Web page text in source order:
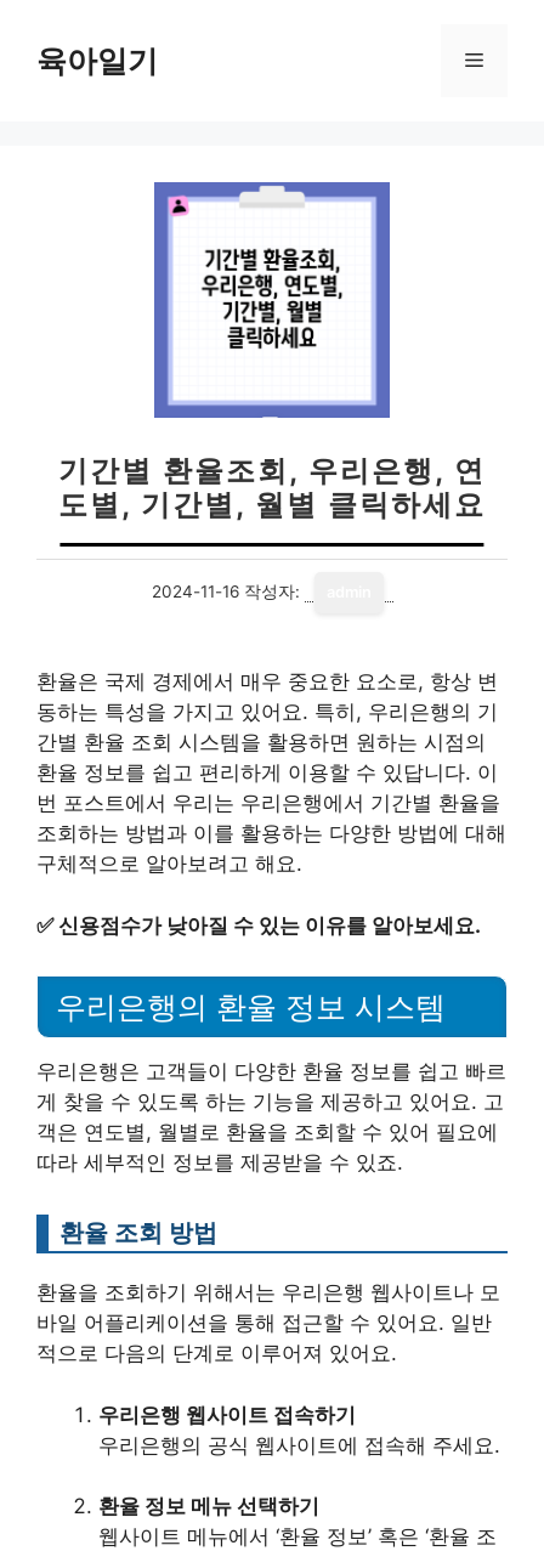
육아일기 메
기간별 환율조회, 우리은행, 연
도별, 기간별, 월별 클릭하세요
2024-11-16 작성자:
환율은 국제 경제에서 매우 중요한 요소로, 항상 변
동하는 특성을 가지고 있어요. 특히, 우리은행의 기
간별 환율 조회 시스템을 활용하면 원하는 시점의
환율 정보를 쉽고 편리하게 이용할 수 있답니다. 이
번 포스트에서 우리는 우리은행에서 기간별 환율을
조회하는 방법과 이를 활용하는 다양한 방법에 대해
구체적으로 알아보려고 해요.
✅신용점수가 낮아질 수 있는 이유를 알아보세요.
우리은행의 환율 정보 시스템
우리은행은 고객들이 다양한 환율 정보를 쉽고 빠르
게 찾을 수 있도록 하는 기능을 제공하고 있어요. 고
객은 연도별, 월별로 환율을 조회할 수 있어 필요에
따라 세부적인 정보를 제공받을 수 있죠.
환율 조회 방법
환율을 조회하기 위해서는 우리은행 웹사이트나 모
바일 어플리케이션을 통해 접근할 수 있어요. 일반
적으로 다음의 단계로 이루어져 있어요.
우리은행 웹사이트 접속하기
우리은행의 공식 웹사이트에 접속해 주세요.
환율 정보 메뉴 선택하기
웹사이트 메뉴에서 ‘환율 정보’ 혹은 ‘환율 조